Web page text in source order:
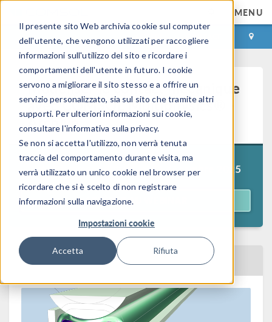
Il presente sito Web archivia cookie sul computer
dell'utente, che vengono utilizzati per raccogliere
informazioni sull'utilizzo del sito e ricordare i
comportamenti dell'utente in futuro. I cookie
servono a migliorare il sito stesso e a offrire un
servizio personalizzato, sia sul sito che tramite altri
supporti. Per ulteriori informazioni sui cookie,
consultare l'informativa sulla privacy.
Se non si accetta l'utilizzo, non verrà tenuta
traccia del comportamento durante visita, ma
verrà utilizzato un unico cookie nel browser per
ricordare che si è scelto di non registrare
informazioni sulla navigazione.
Impostazioni cookie
Accetta Rifiuta
MENU
ACCEDI CONTACT
Modéliser le contact mécanique
avec COMSOL Multiphysics® -
Archive
Précédemment diffusé le11 décembre 2025
ACCÉDER AU WEBINAR
RETOUR AU CALENDRIER DES EVENEMENTS